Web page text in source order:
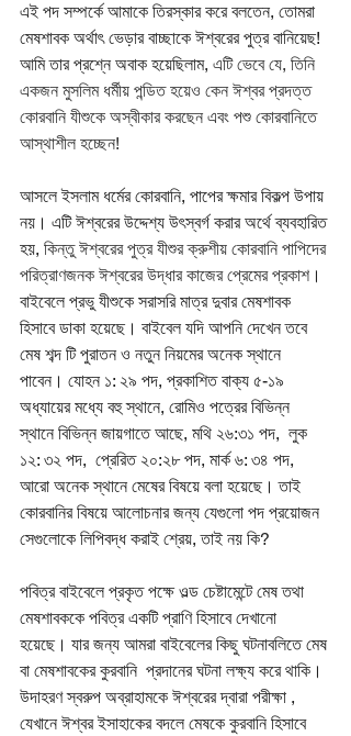
এই পদ সম্পর্কে আমাকে তিরস্কার করে বলতেন, তোমরা
মেষশাবক অর্থাৎ ভেড়ার বাচ্ছাকে ঈশ্বরের পুত্র বানিয়েছ!
আমি তার প্রশ্নে অবাক হয়েছিলাম, এটি ভেবে যে, তিনি
একজন মুসলিম ধর্মীয় পন্ডিত হয়েও কেন ঈশ্বর প্রদত্ত
কোরবানি যীশুকে অস্বীকার করছেন এবং পশু কোরবানিতে
আস্থাশীল হচ্ছেন!
আসলে ইসলাম ধর্মের কোরবানি, পাপের ক্ষমার বিকল্প উপায়
নয়। এটি ঈশ্বরের উদ্দেশ্য উৎস্বর্গ করার অর্থে ব্যবহারিত
হয়, কিন্তু ঈশ্বরের পুত্র যীশুর ক্রুশীয় কোরবানি পাপিদের
পরিত্রাণজনক ঈশ্বরের উদ্ধার কাজের প্রেমের প্রকাশ ।
বাইবেলে প্রভু যীশুকে সরাসরি মাত্র দুবার মেষশাবক
হিসাবে ডাকা হয়েছে। বাইবেল যদি আপনি দেখেন তবে
মেষ শব্দ টি পুরাতন ও নতুন নিয়মের অনেক স্থানে
পাবেন। যোহন ১: ২৯ পদ, প্রকাশিত বাক্য ৫-১৯
অধ্যায়ের মধ্যে বহু স্থানে, রোমিও পত্রের বিভিন্ন
স্থানে বিভিন্ন জায়গাতে আছে, মথি ২৬:৩১ পদ,  লুক
১২: ৩২ পদ,  প্রেরিত ২০:২৮ পদ, মার্ক ৬: ৩৪ পদ,
আরো অনেক স্থানে মেষের বিষয়ে বলা হয়েছে। তাই
কোরবানির বিষয়ে আলোচনার জন্য যেগুলো পদ প্রয়োজন
সেগুলোকে লিপিবদ্ধ করাই শ্রেয়, তাই নয় কি?
পবিত্র বাইবেলে প্রকৃত পক্ষে ওল্ড চেষ্টামেন্টে মেষ তথা
মেষশাবককে পবিত্র একটি প্রাণি হিসাবে দেখানো
হয়েছে। যার জন্য আমরা বাইবেলের কিছু ঘটনাবলিতে মেষ
বা মেষশাবকের কুরবানি  প্রদানের ঘটনা লক্ষ্য করে থাকি।
উদাহরণ স্বরুপ অব্রাহামকে ঈশ্বরের দ্বারা পরীক্ষা ,
যেখানে ঈশ্বর ইসাহাকের বদলে মেষকে কুরবানি হিসাবে